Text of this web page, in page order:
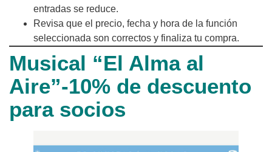
entradas se reduce.
Revisa que el precio, fecha y hora de la función
seleccionada son correctos y finaliza tu compra.
Musical “El Alma al
Aire”-10% de descuento
para socios